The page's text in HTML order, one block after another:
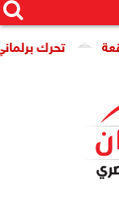
تحرك برلماني